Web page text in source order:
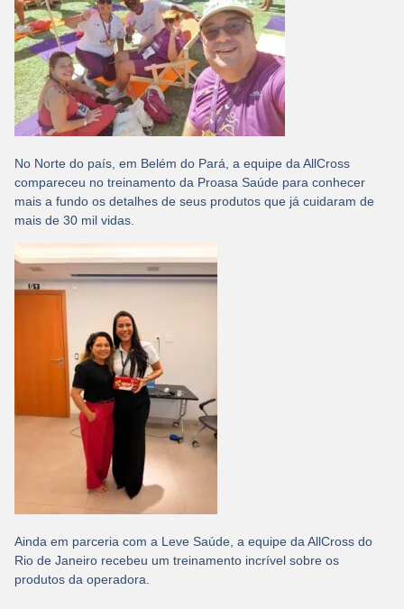
No Norte do país, em Belém do Pará, a equipe da AllCross
compareceu no treinamento da Proasa Saúde para conhecer
mais a fundo os detalhes de seus produtos que já cuidaram de
mais de 30 mil vidas.
Ainda em parceria com a Leve Saúde, a equipe da AllCross do
Rio de Janeiro recebeu um treinamento incrível sobre os
produtos da operadora.